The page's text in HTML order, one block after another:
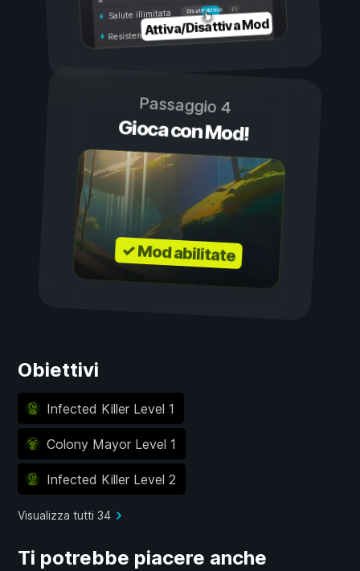
Attivo
Disattivo
Salute illimitata
Resistenza illimitata
Attiva/Disattiva Mod
Passaggio 4
Gioca con Mod!
✓ Mod abilitate
Obiettivi
Infected Killer Level 1
Colony Mayor Level 1
Infected Killer Level 2
Visualizza tutti 34
Ti potrebbe piacere anche